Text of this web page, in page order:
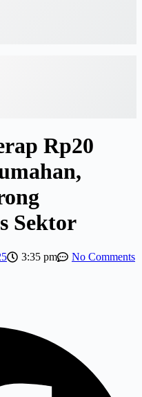
Rp20
Sektor
3:35 pm No Comments